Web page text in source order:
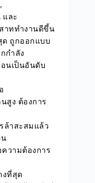
และ
าททำงานดีขึ้น
ด ถูกออกแบบ
กำลัง
นเป็นอันดับ
สูง ต้องการ
ล้าสะสมแล้ว
น
วามต้องการ
งที่สุด